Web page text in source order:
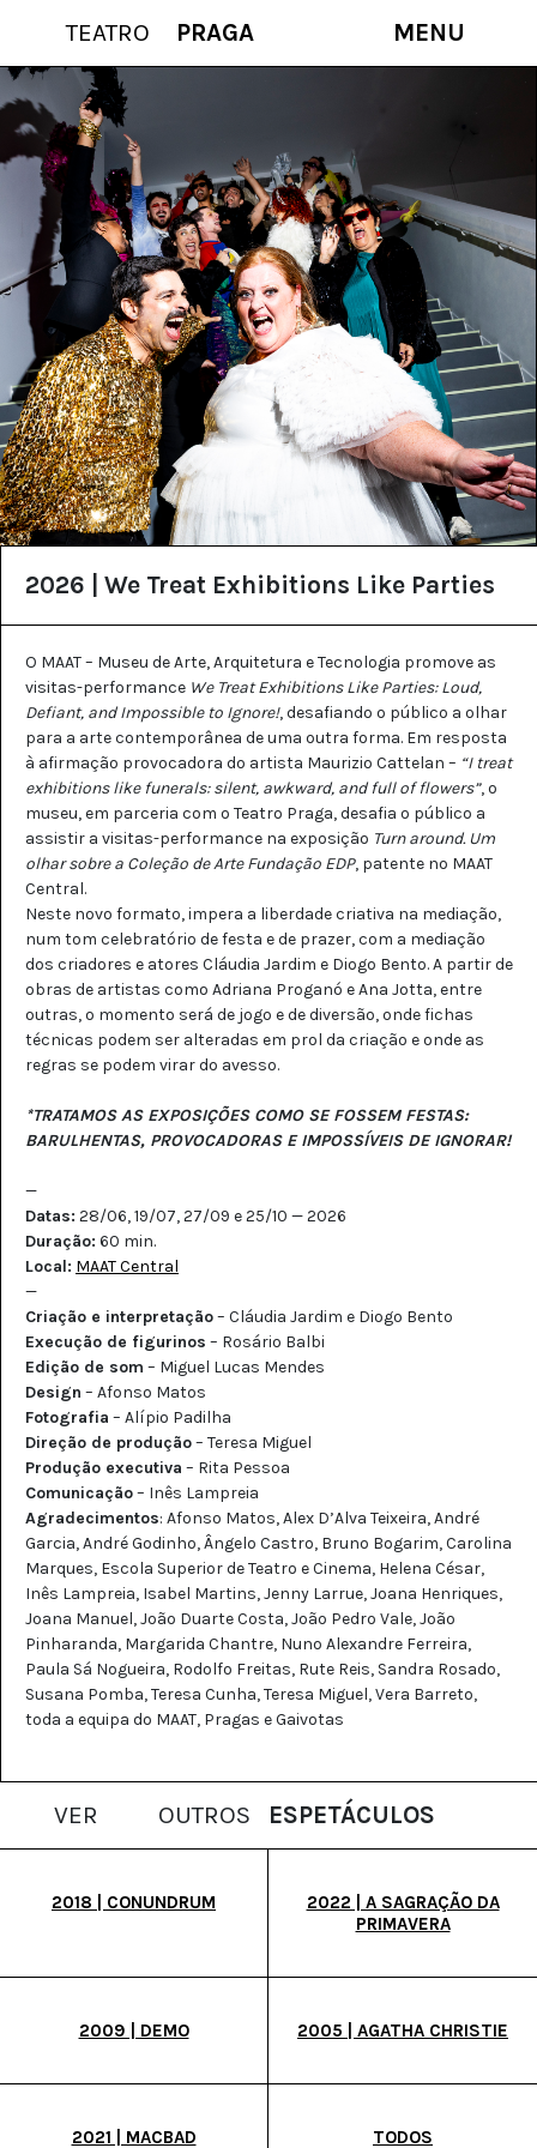
TEATRO PRAGA MENU
2026 | We Treat Exhibitions Like Parties
O MAAT – Museu de Arte, Arquitetura e Tecnologia promove as
visitas-performance We Treat Exhibitions Like Parties: Loud,
Defiant, and Impossible to Ignore!, desafiando o público a olhar
para a arte contemporânea de uma outra forma. Em resposta
à afirmação provocadora do artista Maurizio Cattelan – “I treat
exhibitions like funerals: silent, awkward, and full of flowers”, o
museu, em parceria com o Teatro Praga, desafia o público a
assistir a visitas-performance na exposição Turn around. Um
olhar sobre a Coleção de Arte Fundação EDP, patente no MAAT
Central.
Neste novo formato, impera a liberdade criativa na mediação,
num tom celebratório de festa e de prazer, com a mediação
dos criadores e atores Cláudia Jardim e Diogo Bento. A partir de
obras de artistas como Adriana Proganó e Ana Jotta, entre
outras, o momento será de jogo e de diversão, onde fichas
técnicas podem ser alteradas em prol da criação e onde as
regras se podem virar do avesso.
*TRATAMOS AS EXPOSIÇÕES COMO SE FOSSEM FESTAS:
BARULHENTAS, PROVOCADORAS E IMPOSSÍVEIS DE IGNORAR!
—
Datas: 28/06, 19/07, 27/09 e 25/10 — 2026
Duração: 60 min.
Local: MAAT Central
—
Criação e interpretação– Cláudia Jardim e Diogo Bento
Execução de figurinos – Rosário Balbi
Edição de som – Miguel Lucas Mendes
Design – Afonso Matos
Fotografia – Alípio Padilha
Direção de produção– Teresa Miguel
Produção executiva – Rita Pessoa
Comunicação– Inês Lampreia
Agradecimentos: Afonso Matos, Alex D’Alva Teixeira, André
Garcia, André Godinho, Ângelo Castro, Bruno Bogarim, Carolina
Marques, Escola Superior de Teatro e Cinema, Helena César,
Inês Lampreia, Isabel Martins, Jenny Larrue, Joana Henriques,
Joana Manuel, João Duarte Costa, João Pedro Vale, João
Pinharanda, Margarida Chantre, Nuno Alexandre Ferreira,
Paula Sá Nogueira, Rodolfo Freitas, Rute Reis, Sandra Rosado,
Susana Pomba, Teresa Cunha, Teresa Miguel, Vera Barreto,
toda a equipa do MAAT, Pragas e Gaivotas
VER OUTROS ESPETÁCULOS
2018 | CONUNDRUM
2022 | A SAGRAÇÃO DA
PRIMAVERA
2009 | DEMO 2005 | AGATHA CHRISTIE
2021 | MACBAD TODOS